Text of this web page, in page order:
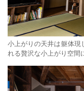
小上がりの天井は躯体現
れる贅沢な小上がり空間